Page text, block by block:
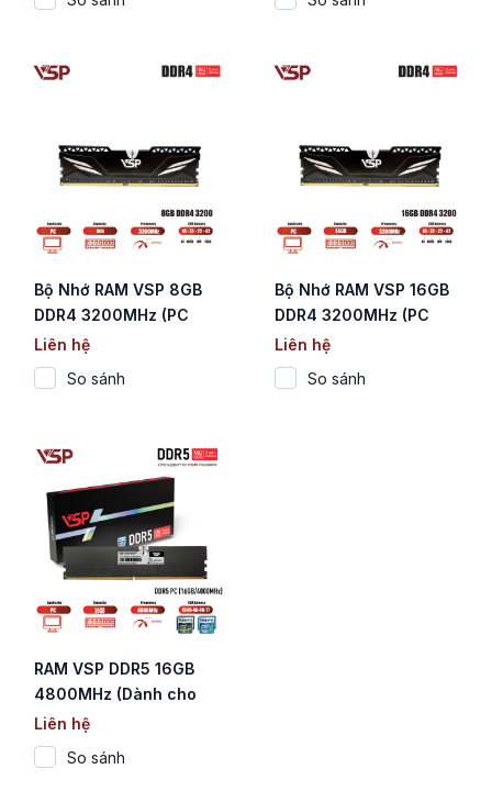
Bộ Nhớ RAM VSP 8GB
DDR4 3200MHz (PC
Desktop / Tản Nhiệt
Nhôm Đen)
Liên hệ
So sánh
Bộ Nhớ RAM VSP 16GB
DDR4 3200MHz (PC
Desktop / Tản Nhiệt
Nhôm Đen)
Liên hệ
So sánh
RAM VSP DDR5 16GB
4800MHz (Dành cho
PC / Chỉ hỗ trợ CPU
Intel)
Liên hệ
So sánh